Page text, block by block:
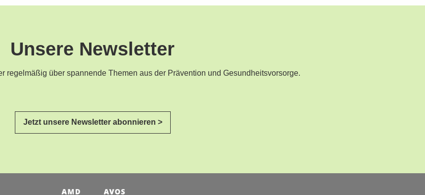
Unsere Newsletter
regelmäßig über spannende Themen aus der Prävention und Gesundheitsvorsorge.
Jetzt unsere Newsletter abonnieren >